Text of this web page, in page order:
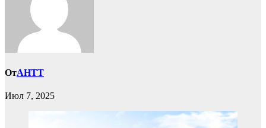
ОтAHTT
Июл 7, 2025